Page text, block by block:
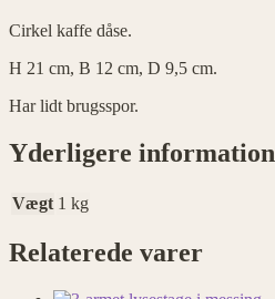
Cirkel kaffe dåse.
H 21 cm, B 12 cm, D 9,5 cm.
Har lidt brugsspor.
Yderligere information
Vægt 1 kg
Relaterede varer